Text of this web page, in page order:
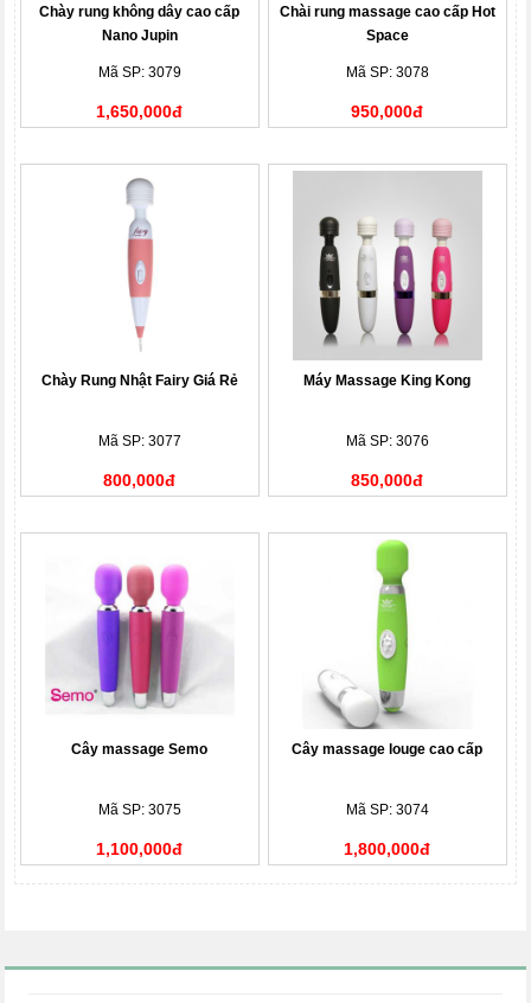
Chày rung không dây cao cấp
Nano Jupin
Mã SP: 3079
1,650,000đ
Chài rung massage cao cấp Hot
Space
Mã SP: 3078
950,000đ
Chày Rung Nhật Fairy Giá Rẻ
Mã SP: 3077
800,000đ
Máy Massage King Kong
Mã SP: 3076
850,000đ
Cây massage Semo
Mã SP: 3075
1,100,000đ
Cây massage louge cao cấp
Mã SP: 3074
1,800,000đ